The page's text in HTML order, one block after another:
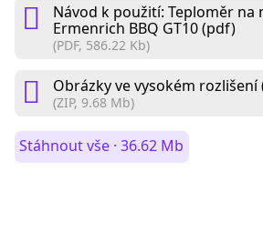
Návod k použití: Teploměr na
Ermenrich BBQ GT10 (pdf)
(PDF, 586.22 Kb)
Obrázky ve vysokém rozlišení
(ZIP, 9.68 Mb)
Stáhnout vše · 36.62 Mb